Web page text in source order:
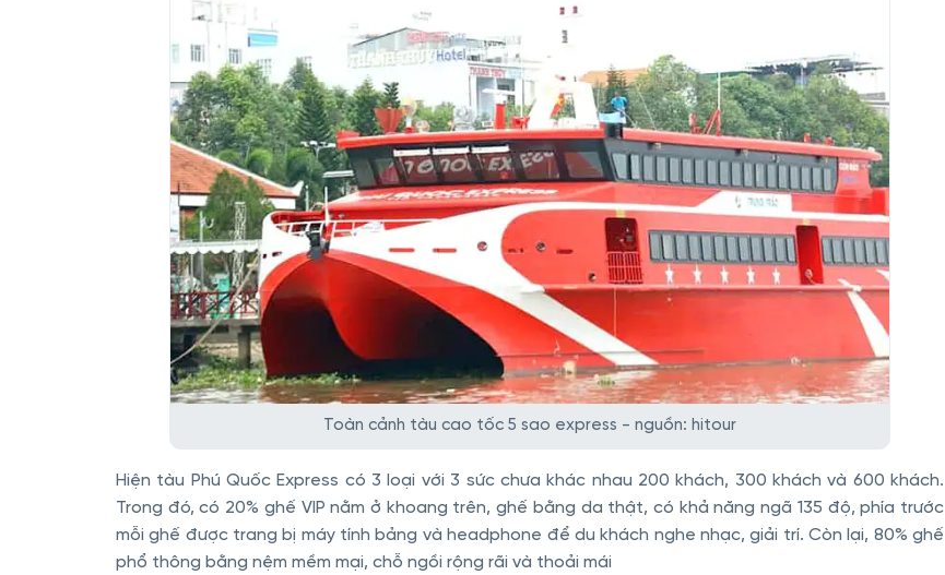
Toàn cảnh tàu cao tốc 5 sao express - nguồn: hitour
Hiện tàu Phú Quốc Express có 3 loại với 3 sức chưa khác nhau 200 khách, 300 khách và 600 khách.
Trong đó, có 20% ghế VIP nằm ở khoang trên, ghế bằng da thật, có khả năng ngã 135 độ, phía trước
mỗi ghế được trang bị máy tính bảng và headphone để du khách nghe nhạc, giải trí. Còn lại, 80% ghế
phổ thông bằng nệm mềm mại, chỗ ngồi rộng rãi và thoải mái